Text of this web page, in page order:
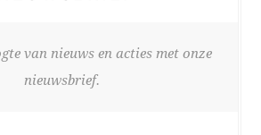
van nieuws en acties met onze
nieuwsbrief.